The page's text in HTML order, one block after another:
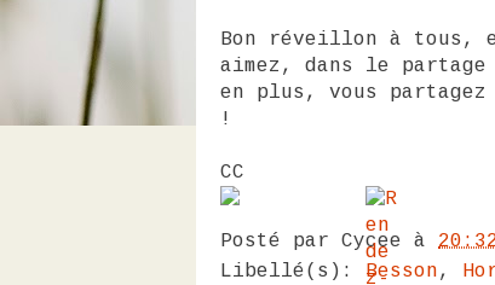
Bon réveillon à tous,
aimez, dans le
en plus, vous
!
CC
Posté par Cycee à
Libellé(s): Besson,